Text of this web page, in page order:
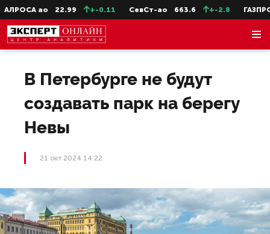
ао 22.99 +-0.11 СевСт-ао 663.6 +-2.8
В Петербурге не будут
создавать парк на берегу
Невы
21 окт 2024 14:22